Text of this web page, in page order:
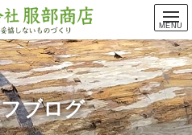
ブログ
MENU